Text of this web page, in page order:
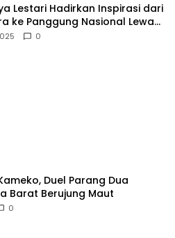
Lestari Hadirkan Inspirasi dari
ke Panggung Nasional Lewat
Bergengsi
0
Duel Parang Dua
Barat Berujung Maut
0